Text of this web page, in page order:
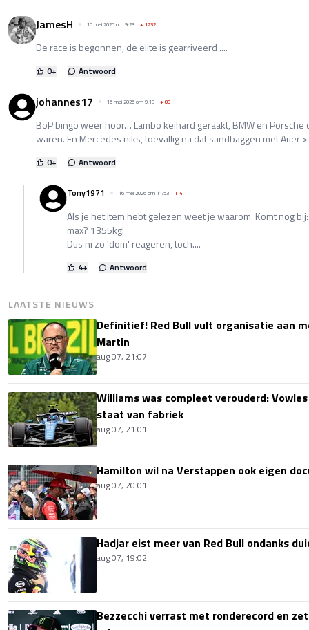
JamesH 16 mei 2026 om 9:23 +1232
De race is begonnen, de elite is gearriveerd ....
0+ Antwoord
johannes17 16 mei 2026 om 9:13 +89
BoP bingo weer hoor… Lambo keihard geraakt, BMW en
waren. En Mercedes niks, toevallig na dat sandbaggen met Auer
0+ Antwoord
Tony1971 16 mei 2026 om 11:53 +4
Als je het item hebt gelezen weet je waarom. Komt nog
max? 1355kg!
Dus ni zo 'dom' reageren, toch....
4+ Antwoord
LAATSTE NIEUWS
Definitief! Red Bull vult organisatie aan
Martin
aug 07, 21:07
Williams was compleet verouderd:
staat van fabriek
aug 07, 21:01
Hamilton wil na Verstappen ook eigen
aug 07, 20:01
Hadjar eist meer van Red Bull ondanks
aug 07, 19:02
Bezzecchi verrast met ronderecord en